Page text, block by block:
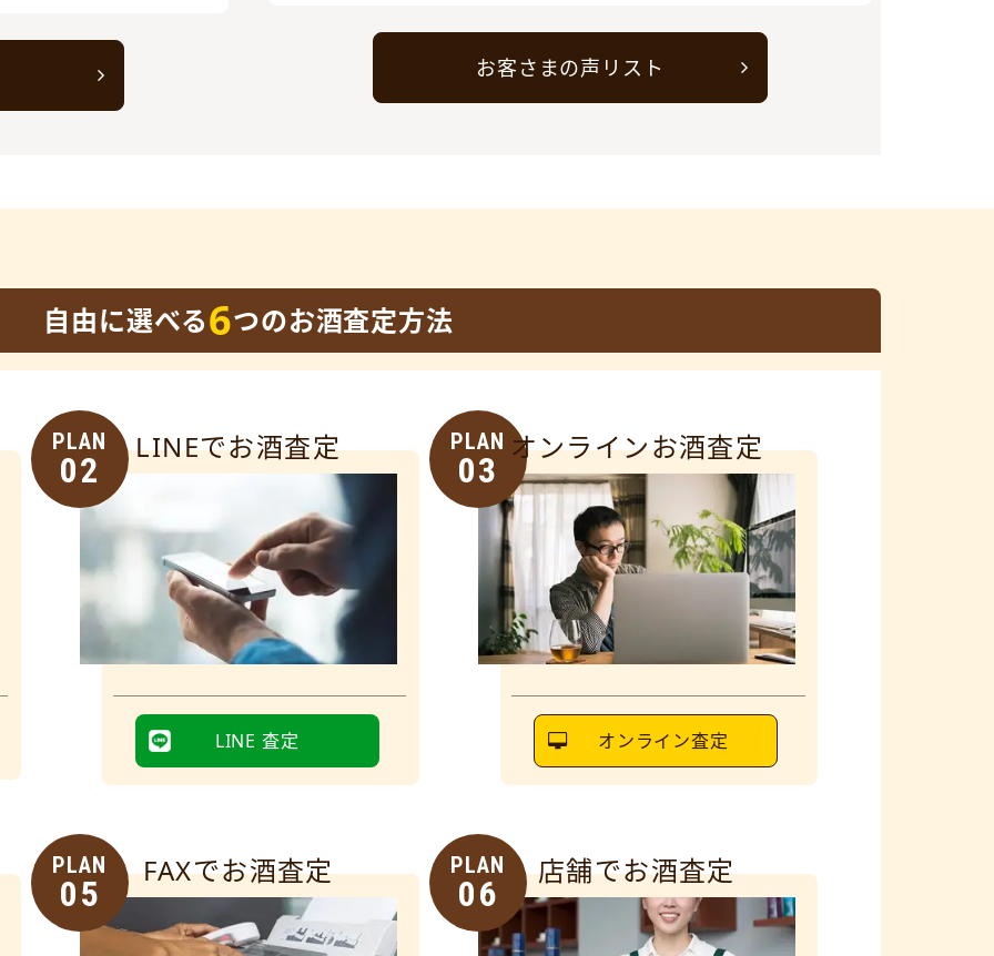
お客さまの声リスト
自由に選べる6つのお酒査定方法
PLAN
02
LINEでお酒査定
LINE 査定
PLAN
03
オンラインお酒査定
オンライン査定
PLAN
05
FAXでお酒査定 PLAN
06
店舗でお酒査定